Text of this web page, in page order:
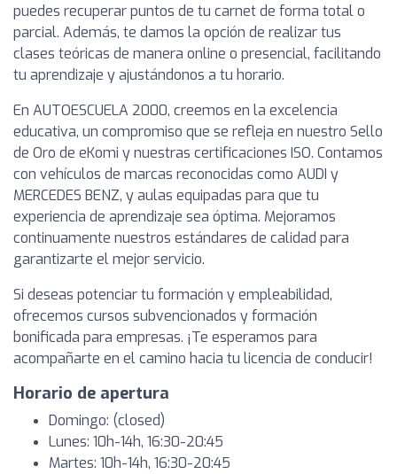
puedes recuperar puntos de tu carnet de forma total o
parcial. Además, te damos la opción de realizar tus
clases teóricas de manera online o presencial, facilitando
tu aprendizaje y ajustándonos a tu horario.
En AUTOESCUELA 2000, creemos en la excelencia
educativa, un compromiso que se refleja en nuestro Sello
de Oro de eKomi y nuestras certificaciones ISO. Contamos
con vehículos de marcas reconocidas como AUDI y
MERCEDES BENZ, y aulas equipadas para que tu
experiencia de aprendizaje sea óptima. Mejoramos
continuamente nuestros estándares de calidad para
garantizarte el mejor servicio.
Si deseas potenciar tu formación y empleabilidad,
ofrecemos cursos subvencionados y formación
bonificada para empresas. ¡Te esperamos para
acompañarte en el camino hacia tu licencia de conducir!
Horario de apertura
Domingo: (closed)
Lunes: 10h-14h, 16:30-20:45
Martes: 10h-14h, 16:30-20:45